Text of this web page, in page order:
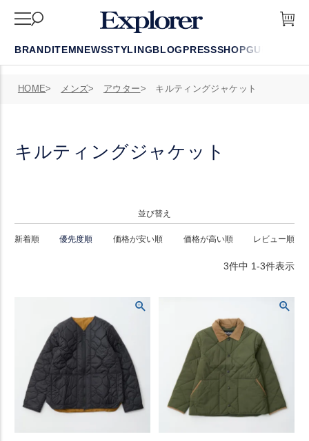
BRANDITEMNEWSSTYLINGBLOGPRESSSHOPGUIDE
HOME メンズ アウター キルティングジャケット
キルティングジャケット
並び替え
新着順 優先度順 価格が安い順 価格が高い順 レビュー順
3件中 1-3件表示